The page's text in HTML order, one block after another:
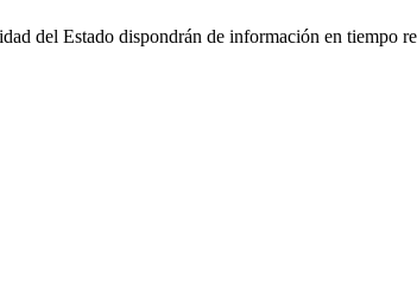
del Estado dispondrán de información en tiempo